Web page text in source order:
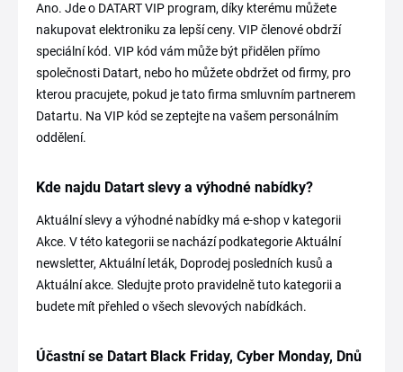
Ano. Jde o DATART VIP program, díky kterému můžete
nakupovat elektroniku za lepší ceny. VIP členové obdrží
speciální kód. VIP kód vám může být přidělen přímo
společnosti Datart, nebo ho můžete obdržet od firmy, pro
kterou pracujete, pokud je tato firma smluvním partnerem
Datartu. Na VIP kód se zeptejte na vašem personálním
oddělení.
Kde najdu Datart slevy a výhodné nabídky?
Aktuální slevy a výhodné nabídky má e-shop v kategorii
Akce. V této kategorii se nachází podkategorie Aktuální
newsletter, Aktuální leták, Doprodej posledních kusů a
Aktuální akce. Sledujte proto pravidelně tuto kategorii a
budete mít přehled o všech slevových nabídkách.
Účastní se Datart Black Friday, Cyber Monday, Dnů